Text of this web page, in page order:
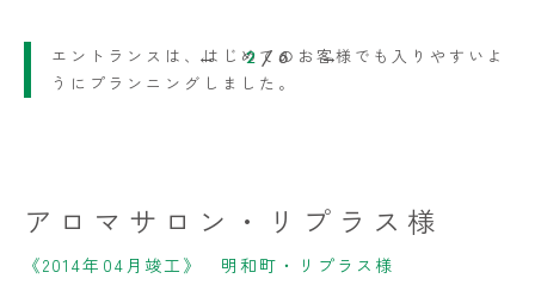
造り付けの棚にはアロマオイルを並べて。
エントランスは、はじめてのお客様でも入りやすいよ
うにプランニングしました。
2 / 6
アロマサロン・リプラス様
《2014年04月竣工》 明和町・リプラス様